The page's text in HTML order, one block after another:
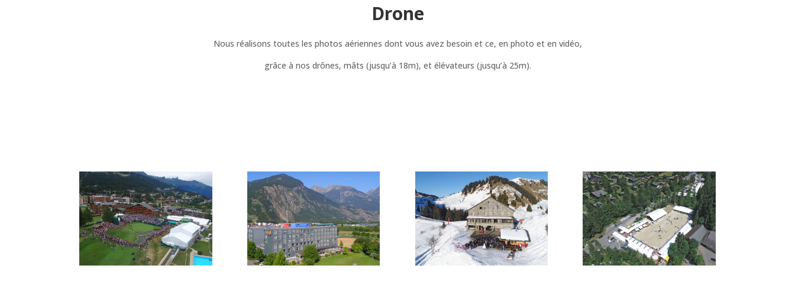
Drone
Nous réalisons toutes les photos aériennes dont vous avez besoin et ce, en photo et en vidéo,
grâce à nos drônes, mâts (jusqu’à 18m), et élévateurs (jusqu’à 25m).